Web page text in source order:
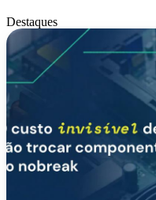
Destaques